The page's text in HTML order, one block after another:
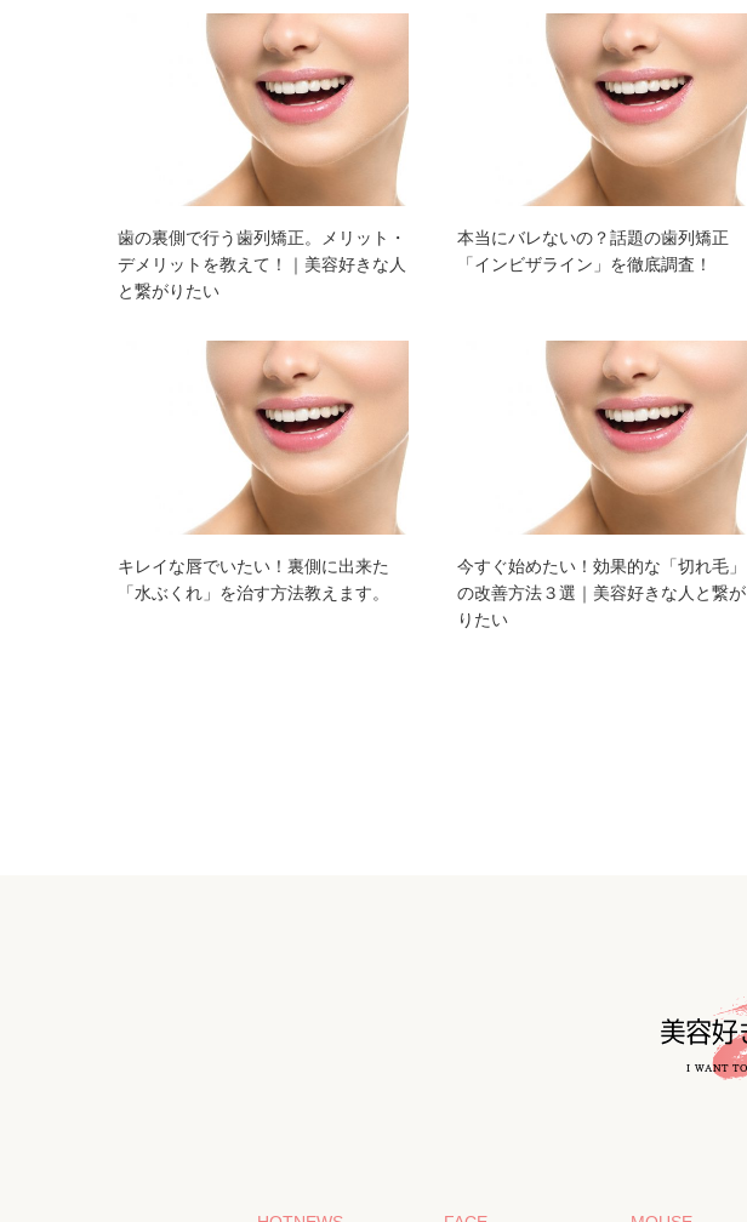
歯の裏側で行う歯列矯正。メリット・
デメリットを教えて！｜美容好きな人
と繋がりたい
本当にバレないの？話題の歯列矯正
「インビザライン」を徹底調査！
キレイな唇でいたい！裏側に出来た
「水ぶくれ」を治す方法教えます。
今すぐ始めたい！効果的な「切れ毛」
の改善方法３選｜美容好きな人と繋が
りたい